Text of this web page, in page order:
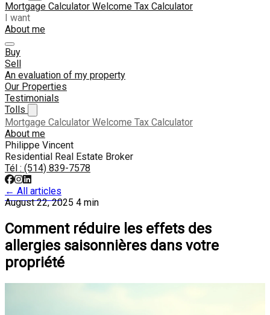
Mortgage Calculator Welcome Tax Calculator
I want
About me
Buy
Sell
An evaluation of my property
Our Properties
Testimonials
Tolls
Mortgage Calculator Welcome Tax Calculator
About me
Philippe Vincent
Residential Real Estate Broker
Tél : (514) 839-7578
← All articles
August 22, 2025 4 min
Comment réduire les effets des
allergies saisonnières dans votre
propriété